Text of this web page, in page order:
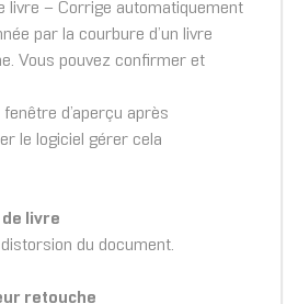
livre – Corrige automatiquement
par la courbure d’un livre
Vous pouvez confirmer et
d’aperçu après
le logiciel gérer cela
livre
du document.
retouche